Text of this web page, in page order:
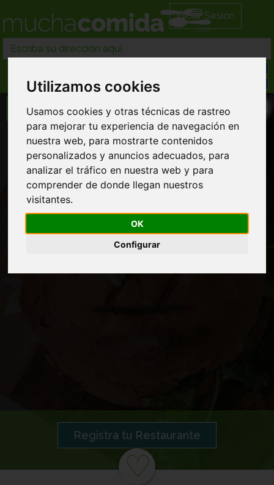
Utilizamos cookies
Usamos cookies y otras técnicas de rastreo
para mejorar tu experiencia de navegación en
nuestra web, para mostrarte contenidos
personalizados y anuncios adecuados, para
analizar el tráfico en nuestra web y para
comprender de donde llegan nuestros
visitantes.
OK
Configurar
Iniciar Sesión
Registra tu Restaurante
♡
Creperie Cre-cotte
Comida Española domicilio
Llamar directamente al restaurante